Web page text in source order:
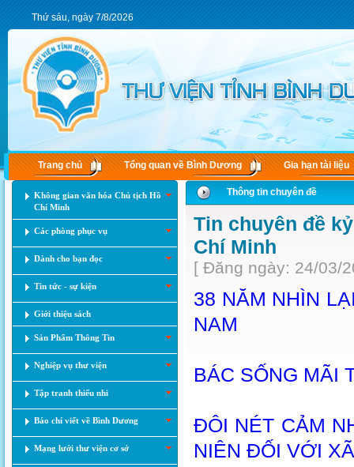
Thứ sáu, ngày 7/8/2026
Trang chủ Tổng quan về Bình Dương Gia hạn tài liệu
Không gian văn hóa Chủ tịch Hồ
Chí Minh
Các phòng phục vụ
Dành cho bạn đọc
Tin tức - sự kiện
Giới thiệu sách
Sản Phẩm Thông Tin
Nghiệp vụ thư viện
Tập tranh thiếu nhi
Báo chí viết về Bình Dương
Mạng lưới thư viện cơ sở
Thông tin chuyên đề
Tin chuyên đề
Chí Minh
[ Đăng ngày: 24/03/
38 NĂM NHÌN
NAM
BÁC SỐNG MÃI
ĐÔI NÉT CẢM
NIÊN ĐỐI VỚI